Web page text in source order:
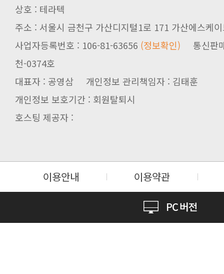
상호 : 테라텍
주소 : 서울시 금천구 가산디지털1로 171 가산에스케
사업자등록번호 : 106-81-63656 (정보확인)
천-0374호
대표자 : 공영삼 개인정보 관리책임자 : 김태훈
개인정보 보호기간 : 회원탈퇴시
호스팅 제공자 :
이용안내 이용약관